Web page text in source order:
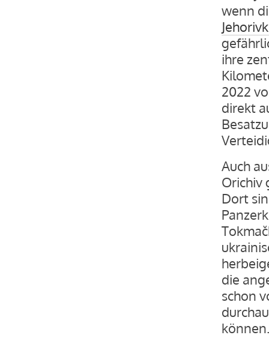
wenn
ihre
2022
direkt
Auch
Orichiv
Dort
die
schon
können.